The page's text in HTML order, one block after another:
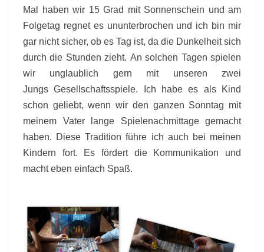
Mal haben wir 15 Grad mit Sonnenschein und am
Folgetag regnet es ununterbrochen und ich bin mir
gar nicht sicher, ob es Tag ist, da die Dunkelheit sich
durch die Stunden zieht. An solchen Tagen spielen
wir unglaublich gern mit unseren zwei
Jungs Gesellschaftsspiele. Ich habe es als Kind
schon geliebt, wenn wir den ganzen Sonntag mit
meinem Vater lange Spielenachmittage gemacht
haben. Diese Tradition führe ich auch bei meinen
Kindern fort. Es fördert die Kommunikation und
macht eben einfach Spaß.